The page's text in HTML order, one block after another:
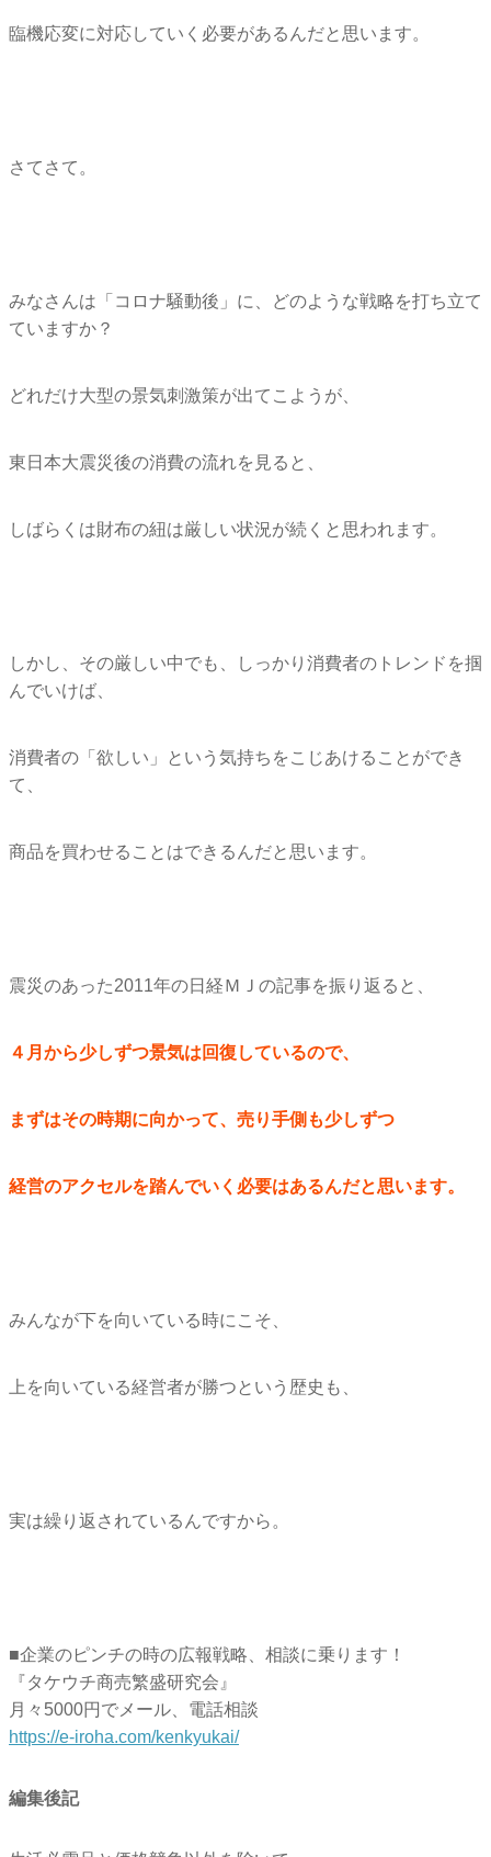
臨機応変に対応していく必要があるんだと思います。
さてさて。
みなさんは「コロナ騒動後」に、
どのような戦略を打ち立て
ていますか？
どれだけ大型の景気刺激策が出てこようが、
東日本大震災後の消費の流れを見ると、
しばらくは財布の紐は厳しい状況が続くと思われます。
しかし、その厳しい中でも、
しっかり消費者のトレンドを掴
んでいけば、
消費者の「欲しい」という気持ちをこじあけることができ
て、
商品を買わせることはできるんだと思います。
震災のあった2011年の日経ＭＪの記事を振り返ると、
４月から少しずつ景気は回復しているので、
まずはその時期に向かって、売り手側も少しずつ
経営のアクセルを踏んでいく必要はあるんだと思います。
みんなが下を向いている時にこそ、
上を向いている経営者が勝つという歴史も、
実は繰り返されているんですから。
■企業のピンチの時の広報戦略、相談に乗ります！
『タケウチ商売繁盛研究会』
月々5000円でメール、電話相談
https://e-iroha.com/kenkyukai/
編集後記